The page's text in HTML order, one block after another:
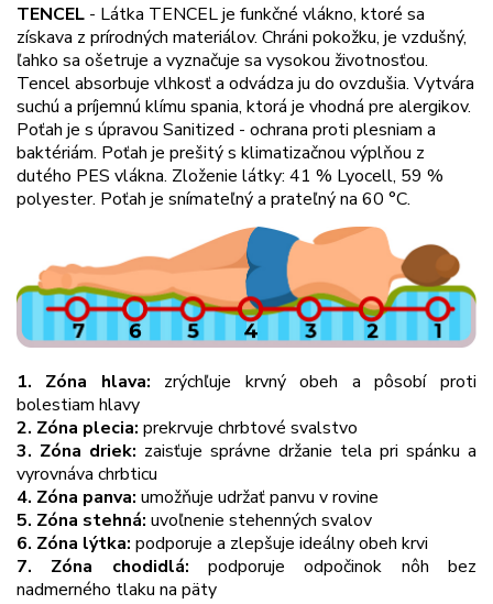
TENCEL - Látka TENCEL je funkčné vlákno, ktoré sa
získava z prírodných materiálov. Chráni pokožku, je vzdušný,
ľahko sa ošetruje a vyznačuje sa vysokou životnosťou.
Tencel absorbuje vlhkosť a odvádza ju do ovzdušia. Vytvára
suchú a príjemnú klímu spania, ktorá je vhodná pre alergikov.
Poťah je s úpravou Sanitized - ochrana proti plesniam a
baktériám. Poťah je prešitý s klimatizačnou výplňou z
dutého PES vlákna. Zloženie látky: 41 % Lyocell, 59 %
polyester. Poťah je snímateľný a prateľný na 60 °C.
1. Zóna hlava: zrýchľuje krvný obeh a pôsobí proti
bolestiam hlavy
2. Zóna plecia: prekrvuje chrbtové svalstvo
3. Zóna driek: zaisťuje správne držanie tela pri spánku a
vyrovnáva chrbticu
4. Zóna panva: umožňuje udržať panvu v rovine
5. Zóna stehná: uvoľnenie stehenných svalov
6. Zóna lýtka: podporuje a zlepšuje ideálny obeh krvi
7. Zóna chodidlá: podporuje odpočinok nôh bez
nadmerného tlaku na päty